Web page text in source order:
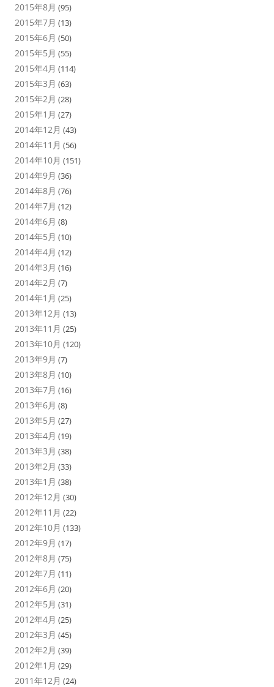
2015年8月 (95)
2015年7月 (13)
2015年6月 (50)
2015年5月 (55)
2015年4月 (114)
2015年3月 (63)
2015年2月 (28)
2015年1月 (27)
2014年12月 (43)
2014年11月 (56)
2014年10月 (151)
2014年9月 (36)
2014年8月 (76)
2014年7月 (12)
2014年6月 (8)
2014年5月 (10)
2014年4月 (12)
2014年3月 (16)
2014年2月 (7)
2014年1月 (25)
2013年12月 (13)
2013年11月 (25)
2013年10月 (120)
2013年9月 (7)
2013年8月 (10)
2013年7月 (16)
2013年6月 (8)
2013年5月 (27)
2013年4月 (19)
2013年3月 (38)
2013年2月 (33)
2013年1月 (38)
2012年12月 (30)
2012年11月 (22)
2012年10月 (133)
2012年9月 (17)
2012年8月 (75)
2012年7月 (11)
2012年6月 (20)
2012年5月 (31)
2012年4月 (25)
2012年3月 (45)
2012年2月 (39)
2012年1月 (29)
2011年12月 (24)